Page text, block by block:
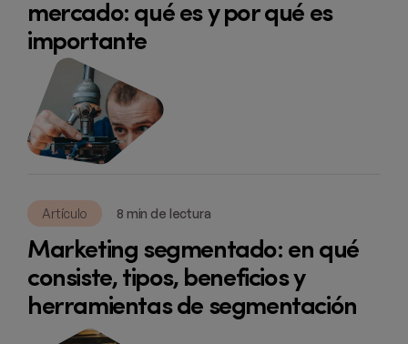
mercado: qué es y por qué es
importante
Artículo 8 min de lectura
Marketing segmentado: en qué
consiste, tipos, beneficios y
herramientas de segmentación